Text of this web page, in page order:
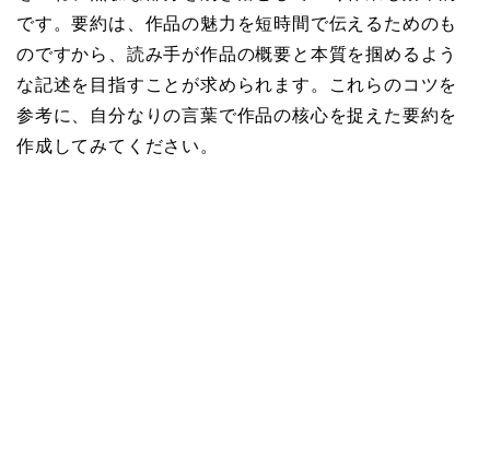
です。要約は、作品の魅力を短時間で伝えるためのも
のですから、読み手が作品の概要と本質を掴めるよう
な記述を目指すことが求められます。これらのコツを
参考に、自分なりの言葉で作品の核心を捉えた要約を
作成してみてください。